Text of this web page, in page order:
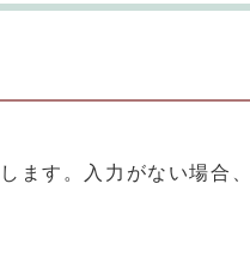
ます。入力がない場合